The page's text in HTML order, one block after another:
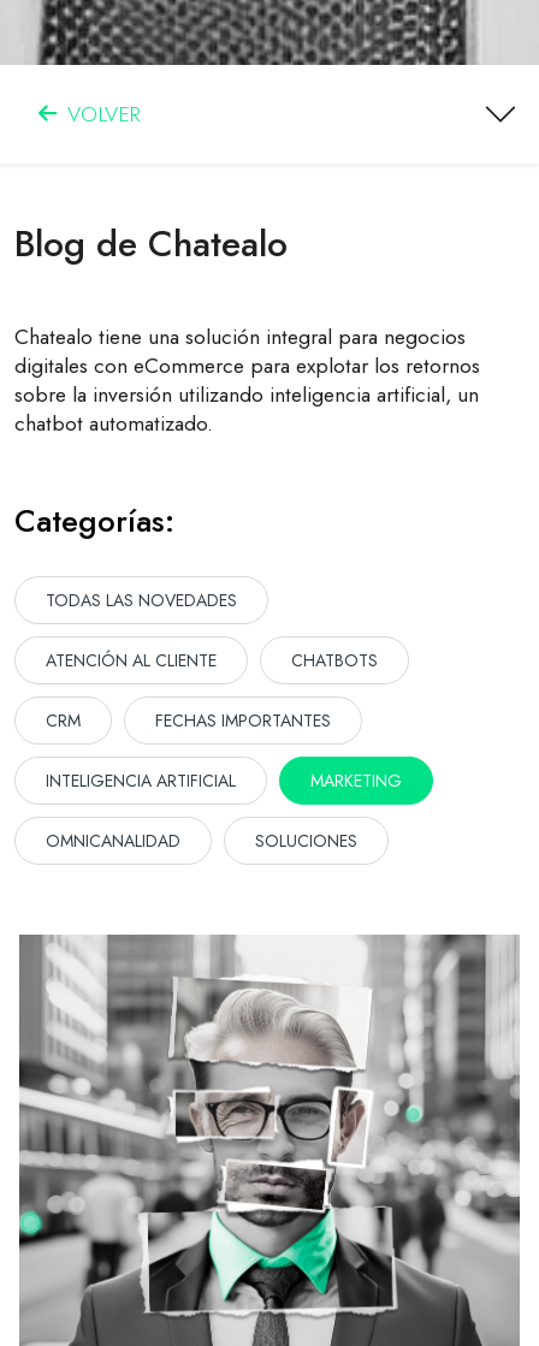
VOLVER
Blog de Chatealo
Chatealo tiene una solución integral para negocios
digitales con eCommerce para explotar los retornos
sobre la inversión utilizando inteligencia artificial, un
chatbot automatizado.
Categorías:
TODAS LAS NOVEDADES
ATENCIÓN AL CLIENTE CHATBOTS
CRM FECHAS IMPORTANTES
INTELIGENCIA ARTIFICIAL MARKETING
OMNICANALIDAD SOLUCIONES